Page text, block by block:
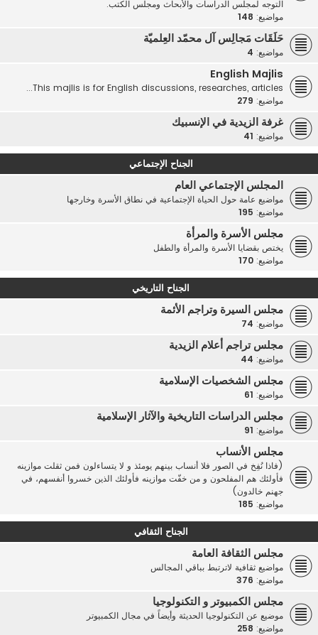
التوجه لمجلس الدراسات والأبحاث ومجلس الكتب.
مواضيع: 148
حَلَقَات مَجالِس آل محمّد العِلميّة
مواضيع: 4
English Majlis
This majlis is for English discussions, researches, articles...
مواضيع: 279
غرفة الزيدية في الإنسبيك
مواضيع: 41
الجناح الإجتماعي
المجلس الإجتماعي العام
مواضيع عامة حول الحياة الإجتماعية في نطاق الأسرة وخارجها
مواضيع: 195
مجلس الأسرة والمرأة
يختص بقضايا الأسرة والمرأة والطفل
مواضيع: 170
الجناح التاريخي
مجلس السيرة وتراجم الأئمة
مواضيع: 74
مجلس تراجم أعلام الزيدية
مواضيع: 44
مجلس الشخصيات الإسلامية
مواضيع: 61
مجلس الدراسات التاريخية والآثار الإسلامية
مواضيع: 91
مجلس الأنساب
(فاذا نُفِخ في الصور فلا أنساب بينهم يومئذ و لا يتساءلون فمن ثقلت موازينه
فأولئك هم المفلحون و من خفّت موازينه فأولئك الذين خسروا أنفسهم، في
جهنم خالدون)
مواضيع: 185
الجناح الثقافي
مجلس الثقافة العامة
مواضيع ثقافية لاترتبط بباقي المجالس
مواضيع: 376
مجلس الكمبيوتر و التكنولوجيا
موضيع عن التكنولوجيا الحديثة وأيضاً في مجال الكمبيوتر
مواضيع: 258